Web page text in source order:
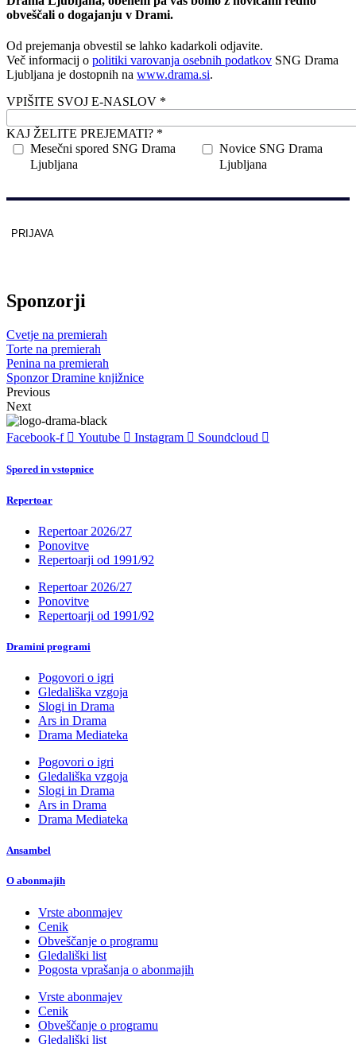
obveščali o dogajanju v Drami.
Od prejemanja obvestil se lahko kadarkoli odjavite.
Več informacij o politiki varovanja osebnih podatkov SNG Drama
Ljubljana je dostopnih na www.drama.si.
VPIŠITE SVOJ E-NASLOV *
KAJ ŽELITE PREJEMATI? *
Mesečni spored SNG Drama
Ljubljana
Novice SNG Drama
Ljubljana
PRIJAVA
Sponzorji
Cvetje na premierah
Torte na premierah
Penina na premierah
Sponzor Dramine knjižnice
Previous
Next
Facebook-f Youtube Instagram Soundcloud
Spored in vstopnice
Repertoar
Repertoar 2026/27
Ponovitve
Repertoarji od 1991/92
Repertoar 2026/27
Ponovitve
Repertoarji od 1991/92
Dramini programi
Pogovori o igri
Gledališka vzgoja
Slogi in Drama
Ars in Drama
Drama Mediateka
Pogovori o igri
Gledališka vzgoja
Slogi in Drama
Ars in Drama
Drama Mediateka
Ansambel
O abonmajih
Vrste abonmajev
Cenik
Obveščanje o programu
Gledališki list
Pogosta vprašanja o abonmajih
Vrste abonmajev
Cenik
Obveščanje o programu
Gledališki list